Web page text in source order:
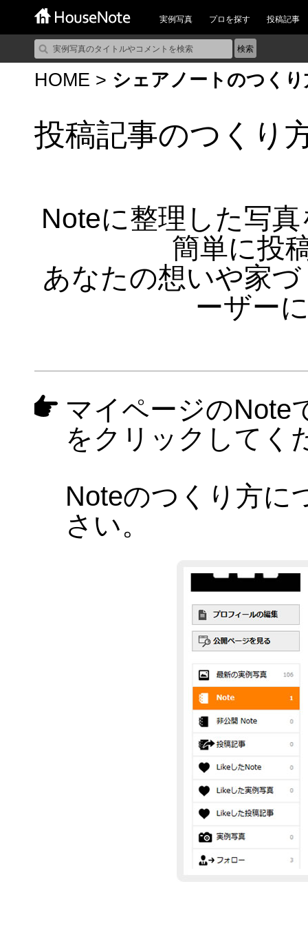
実例写真 プロを探す 投稿記事
HOME > シェアノートのつくり
投稿記事のつくり
Noteに整理した写
簡単に投
あなたの想いや家
ーザー
マイページのNote
をクリックしてく
Noteのつくり方に
さい。